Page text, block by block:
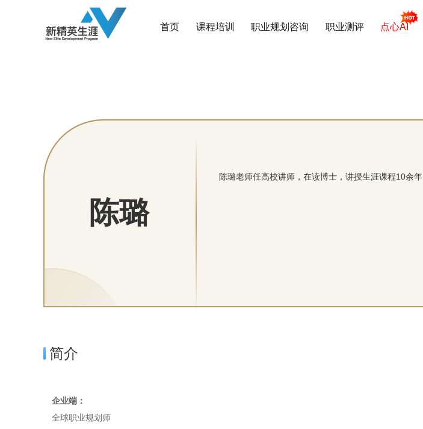
首页 课程培训 职业规划咨询 职业测评 点心AI
陈璐
陈璐老师任高校讲师，在读博士，讲授生涯课程10余年
简介
企业端：
全球职业规划师